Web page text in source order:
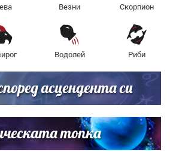
Везни Скорпион
Водолей Риби
асцендента си
топка